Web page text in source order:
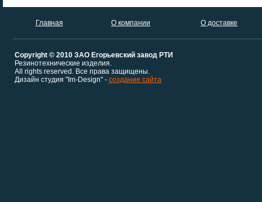
Главная О компании О доставке
Copyright © 2010 ЗАО Егорьевский завод РТИ
Резинотехнические изделия.
All rights reserved. Все права защищены.
Дизайн студия "Im-Design" - создание сайта